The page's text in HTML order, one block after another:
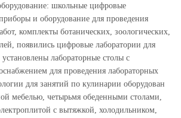
школьные цифровые
и оборудование для проведения
комплекты ботанических, зоологических,
появились цифровые лаборатории для
лабораторные столы с
для проведения лабораторных
для занятий по кулинарии оборудован
мебелью, четырьмя обеденными столами,
с вытяжкой, холодильником,